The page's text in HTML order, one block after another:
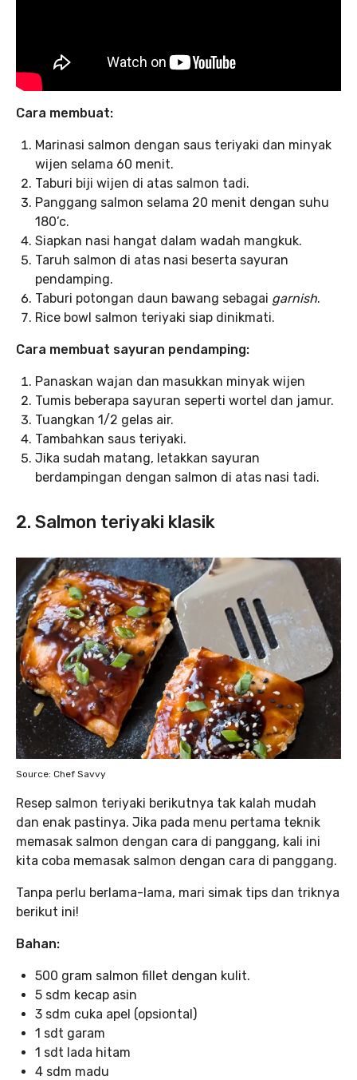
Cara membuat:
Marinasi salmon dengan saus teriyaki dan minyak
wijen selama 60 menit.
Taburi biji wijen di atas salmon tadi.
Panggang salmon selama 20 menit dengan suhu
180’c.
Siapkan nasi hangat dalam wadah mangkuk.
Taruh salmon di atas nasi beserta sayuran
pendamping.
Taburi potongan daun bawang sebagai garnish.
Rice bowl salmon teriyaki siap dinikmati.
Cara membuat sayuran pendamping:
Panaskan wajan dan masukkan minyak wijen
Tumis beberapa sayuran seperti wortel dan jamur.
Tuangkan 1/2 gelas air.
Tambahkan saus teriyaki.
Jika sudah matang, letakkan sayuran
berdampingan dengan salmon di atas nasi tadi.
2. Salmon teriyaki klasik
Source: Chef Savvy
Resep salmon teriyaki berikutnya tak kalah mudah
dan enak pastinya. Jika pada menu pertama teknik
memasak salmon dengan cara di panggang, kali ini
kita coba memasak salmon dengan cara di panggang.
Tanpa perlu berlama-lama, mari simak tips dan triknya
berikut ini!
Bahan:
500 gram salmon fillet dengan kulit.
5 sdm kecap asin
3 sdm cuka apel (opsiontal)
1 sdt garam
1 sdt lada hitam
4 sdm madu